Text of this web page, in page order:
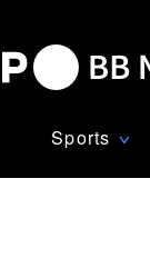
Sports ∨